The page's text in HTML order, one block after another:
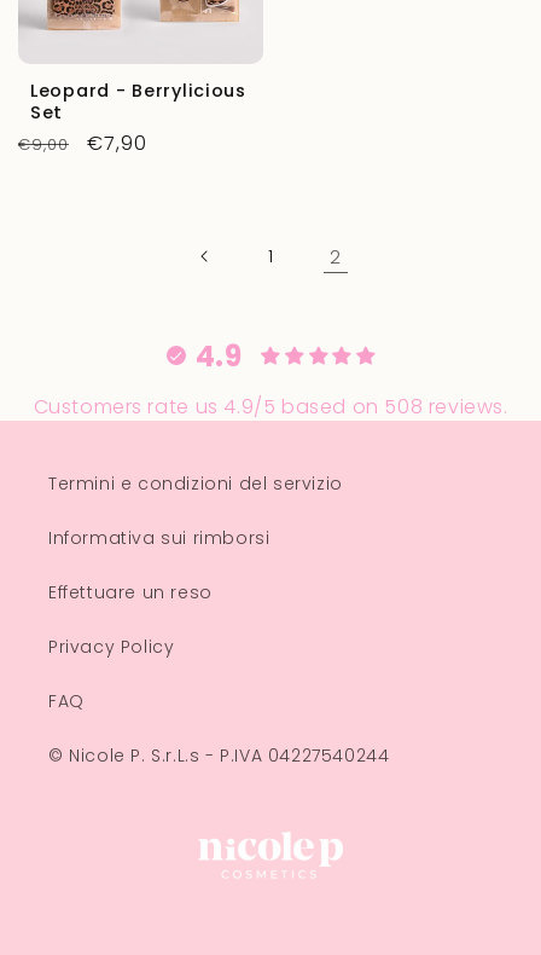
Leopard - Berrylicious
Set
Precio
€9,00
Precio
€7,90
1 2
4.9
Customers rate us 4.9/5 based on 508 reviews.
Termini e condizioni del servizio
Informativa sui rimborsi
Effettuare un reso
Privacy Policy
FAQ
© Nicole P. S.r.L.s - P.IVA 04227540244